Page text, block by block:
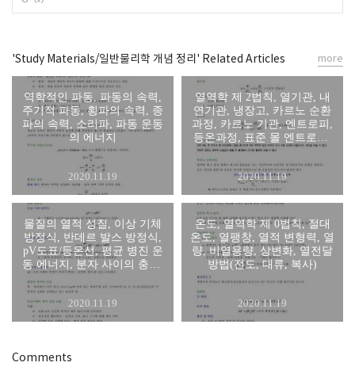
'Study Materials/일반물리학 개념 정리' Related Articles
역학적인 파동, 파동의 속력,
주기적 파동, 횡파의 속력, 종
파의 속력, 소리파, 파동 운동
의 에너지
2020.11.19
열역학 제 2법칙, 열기관, 내
연기관, 냉장고, 카르노 순환
과정, 카르노 기관, 엔트로피,
등온과정, 표준 몰 엔트로피,
가역과정
2020.11.19
물질의 열적 성질, 이상 기체
방정식, 반데르 발스 방정식,
pV도표/등온선, 평균 병진 운
동 에너지, 분자 사이의 충돌,
열용량, 정적물용량, 에너지
등분배정리, 분자 속력
2020.11.19
온도, 열역학 제 0법칙, 절대
온도, 열팽창, 열적 변형력, 열
량, 비열용량, 상변화, 열전달
방법(전도, 대류, 복사)
2020.11.19
more
Comments